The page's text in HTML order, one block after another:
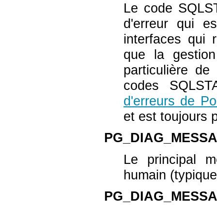
Le code
d'erreur qui
interfaces qui
que la
particulière
codes
d'erreurs de
et est toujours
Le principal
humain